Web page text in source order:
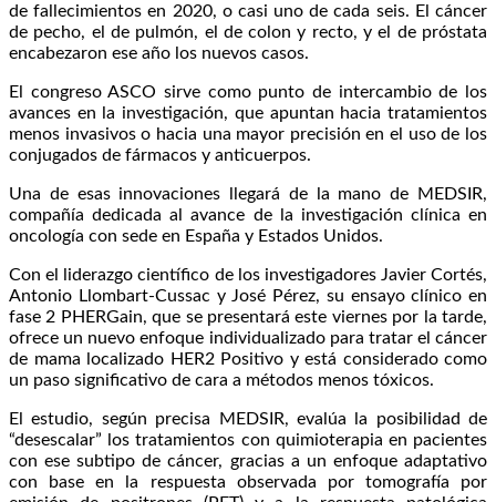
de fallecimientos en 2020, o casi uno de cada seis. El cáncer
de pecho, el de pulmón, el de colon y recto, y el de próstata
encabezaron ese año los nuevos casos.
El congreso ASCO sirve como punto de intercambio de los
avances en la investigación, que apuntan hacia tratamientos
menos invasivos o hacia una mayor precisión en el uso de los
conjugados de fármacos y anticuerpos.
Una de esas innovaciones llegará de la mano de MEDSIR,
compañía dedicada al avance de la investigación clínica en
oncología con sede en España y Estados Unidos.
Con el liderazgo científico de los investigadores Javier Cortés,
Antonio Llombart-Cussac y José Pérez, su ensayo clínico en
fase 2 PHERGain, que se presentará este viernes por la tarde,
ofrece un nuevo enfoque individualizado para tratar el cáncer
de mama localizado HER2 Positivo y está considerado como
un paso significativo de cara a métodos menos tóxicos.
El estudio, según precisa MEDSIR, evalúa la posibilidad de
“desescalar” los tratamientos con quimioterapia en pacientes
con ese subtipo de cáncer, gracias a un enfoque adaptativo
con base en la respuesta observada por tomografía por